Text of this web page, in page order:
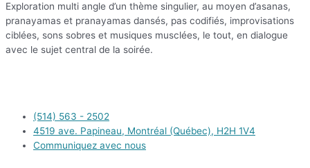
Exploration multi angle d’un thème singulier, au moyen d’asanas,
pranayamas et pranayamas dansés, pas codifiés, improvisations
ciblées, sons sobres et musiques musclées, le tout, en dialogue
avec le sujet central de la soirée.
(514) 563 - 2502
4519 ave. Papineau, Montréal (Québec), H2H 1V4
Communiquez avec nous